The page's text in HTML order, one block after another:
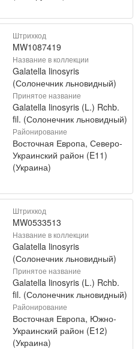
Штрихкод
MW1087419
Название в коллекции
Galatella linosyris
(Солонечник льновидный)
Принятое название
Galatella linosyris (L.) Rchb.
fil. (Солонечник льновидный)
Районирование
Восточная Европа, Северо-
Украинский район (E11)
(Украина)
Штрихкод
MW0533513
Название в коллекции
Galatella linosyris
(Солонечник льновидный)
Принятое название
Galatella linosyris (L.) Rchb.
fil. (Солонечник льновидный)
Районирование
Восточная Европа, Южно-
Украинский район (E12)
(Украина)